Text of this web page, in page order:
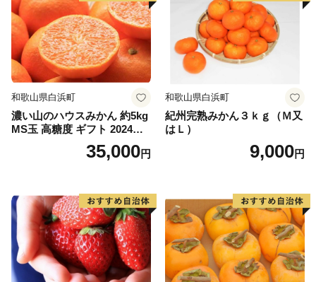
和歌山県白浜町
濃い山のハウスみかん 約5kg
MS玉 高糖度 ギフト 2024年7
35,000円
和歌山県白浜町
紀州完熟みかん３ｋｇ（Ｍ又
はＬ）
9,000円